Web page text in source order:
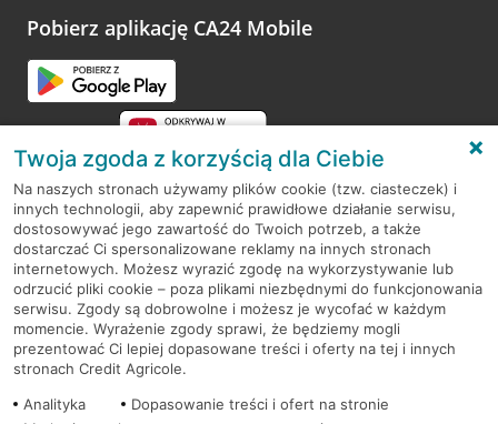
Pobierz aplikację CA24 Mobile
RODO
Regulamin serwisu
Mapa serwisu
PolitykaCookies
Twoja zgoda z korzyścią dla Ciebie
Na naszych stronach używamy plików cookie (tzw. ciasteczek) i
innych technologii, aby zapewnić prawidłowe działanie serwisu,
dostosowywać jego zawartość do Twoich potrzeb, a także
dostarczać Ci spersonalizowane reklamy na innych stronach
internetowych. Możesz wyrazić zgodę na wykorzystywanie lub
odrzucić pliki cookie – poza plikami niezbędnymi do funkcjonowania
serwisu. Zgody są dobrowolne i możesz je wycofać w każdym
momencie. Wyrażenie zgody sprawi, że będziemy mogli
prezentować Ci lepiej dopasowane treści i oferty na tej i innych
stronach Credit Agricole.
Analityka
Dopasowanie treści i ofert na stronie